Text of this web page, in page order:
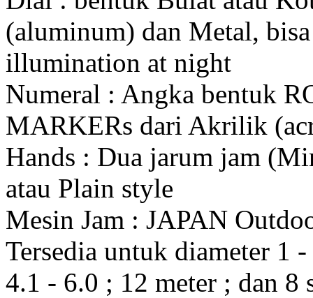
(aluminum) dan Metal,
illumination at night
Numeral : Angka bentuk
MARKERs dari Akrilik
Hands : Dua jarum jam
atau Plain style
Mesin Jam : JAPAN
Tersedia untuk diameter 1
4.1 - 6.0 ; 12 meter ; dan 8